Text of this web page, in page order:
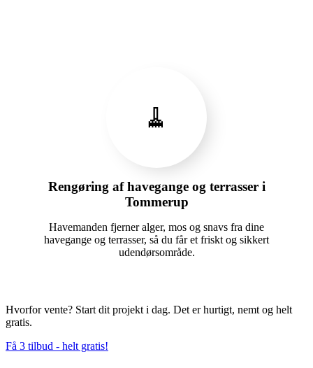
🧹
Rengøring af havegange og terrasser i
Tommerup
Havemanden fjerner alger, mos og snavs fra dine
havegange og terrasser, så du får et friskt og sikkert
udendørsområde.
Hvorfor vente? Start dit projekt i dag. Det er hurtigt, nemt og helt
gratis.
Få 3 tilbud - helt gratis!